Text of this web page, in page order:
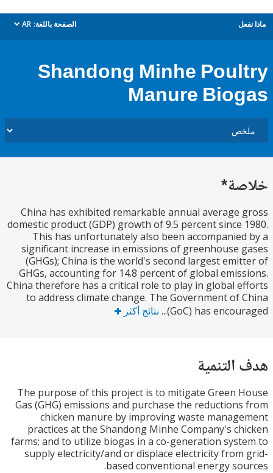
الصفحة باللغة: AR
dropdown
Shandong Minhe
Manure
China has exhibited remarkable annual average
domestic product (GDP) growth of 9.5 percent since
This has unfortunately also been
significant increase in emissions of greenhouse
(GHGs); China is the world's second largest
GHGs, accounting for 14.8 percent of global
China therefore has a critical role to play in global
to address climate change. The Government of
(GoC) has
نتائج أكثر
The purpose of this project is to mitigate Green
Gas (GHG) emissions and purchase the
chicken manure by improving waste
practices at the Shandong Minhe Company's
farms; and to utilize biogas in a co-generation
supply electricity/and or displace electricity
based conventional energy